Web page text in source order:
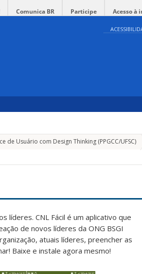
Comunica BR Participe Acesso à
de Usuário com Design Thinking (PPGCC/UFSC)
líderes. CNL Fácil é um aplicativo que
de novos líderes da ONG BSGI
atuais líderes, preencher as
Baixe e instale agora mesmo!